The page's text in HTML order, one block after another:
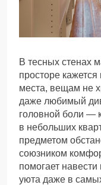
В тесных стенах
просторе
места, вещам не
даже любимый
головной боли —
в небольших
предметом
союзником
помогает
уюта даже в